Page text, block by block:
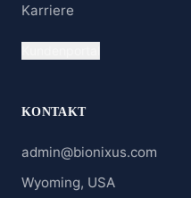
Karriere
KONTAKT
admin@bionixus.com
Wyoming, USA